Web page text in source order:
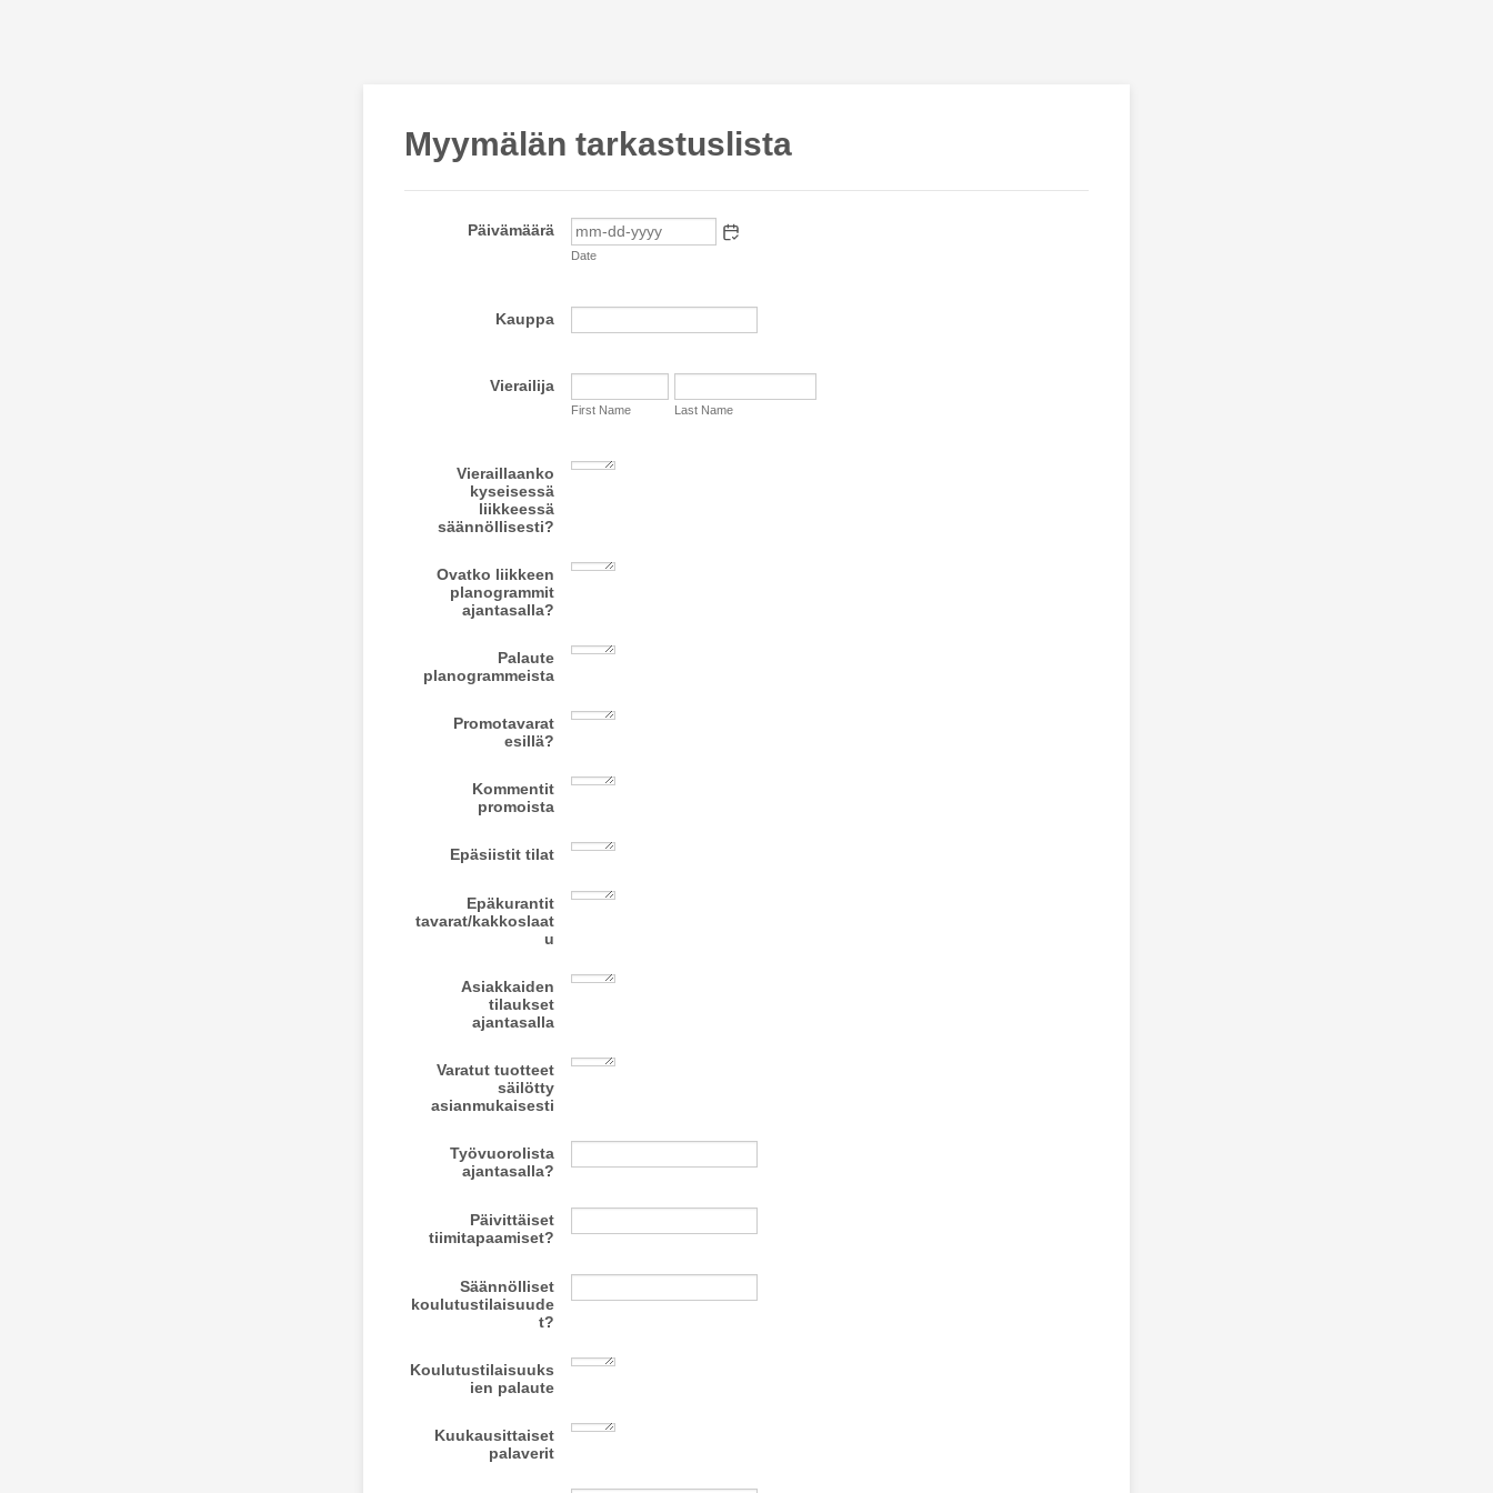
Myymälän tarkastuslista
Päivämäärä
Date
Kauppa
Vierailija
First Name Last Name
Vieraillaanko
kyseisessä
liikkeessä
säännöllisesti?
Ovatko liikkeen
planogrammit
ajantasalla?
Palaute
planogrammeista
Promotavarat
esillä?
Kommentit
promoista
Epäsiistit tilat
Epäkurantit
tavarat/kakkoslaat
u
Asiakkaiden
tilaukset
ajantasalla
Varatut tuotteet
säilötty
asianmukaisesti
Työvuorolista
ajantasalla?
Päivittäiset
tiimitapaamiset?
Säännölliset
koulutustilaisuude
t?
Koulutustilaisuuks
ien palaute
Kuukausittaiset
palaverit